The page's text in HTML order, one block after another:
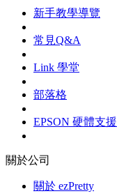
新手教學導覽
常見Q&A
Link 學堂
部落格
EPSON 硬體支援
關於公司
關於 ezPretty